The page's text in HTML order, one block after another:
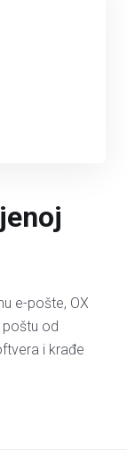
e-pošte, OX
poštu od
i krađe